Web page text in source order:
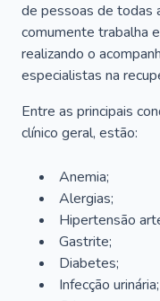
de pessoas de todas
comumente trabalha
realizando o
especialistas na
Entre as principais
clínico geral, estão:
Anemia;
Alergias;
Hipertensão
Gastrite;
Diabetes;
Infecção urinária;